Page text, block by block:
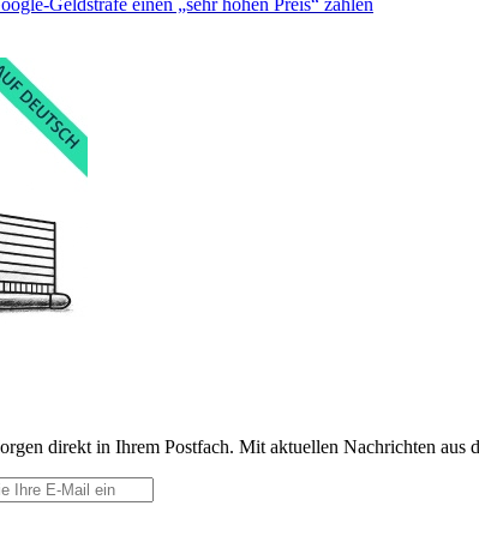
direkt in Ihrem Postfach. Mit aktuellen Nachrichten